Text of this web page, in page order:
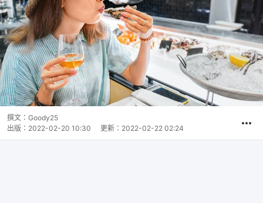
撰文： Goody25
出版： 2022-02-20 10:30 更新： 2022-02-22 02:24